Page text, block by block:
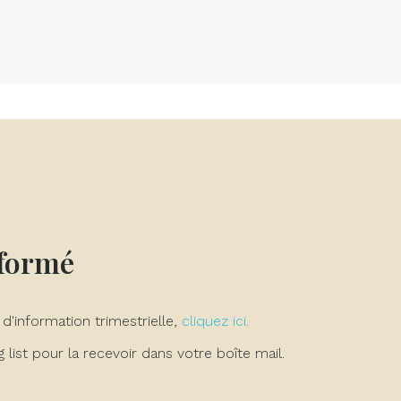
trimestrielle, cliquez ici.
list pour la recevoir dans votre boîte mail.